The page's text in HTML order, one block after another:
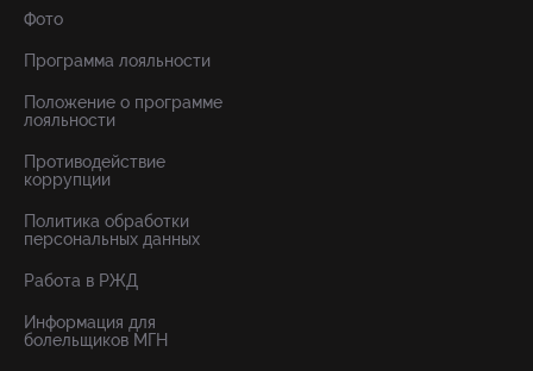
Фото
Программа лояльности
Положение о программе
лояльности
Противодействие
коррупции
Политика обработки
персональных данных
Работа в РЖД
Информация для
болельщиков МГН